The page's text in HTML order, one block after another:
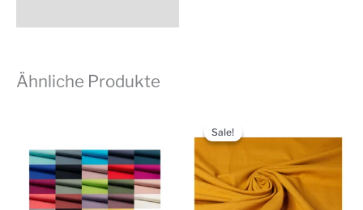
Ähnliche Produkte
Sale!
Sale!